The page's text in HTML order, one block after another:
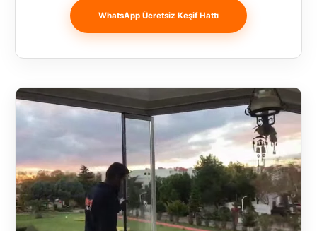
WhatsApp Ücretsiz Keşif Hattı
Bosnia and
Herzegovina
Bulgaristan
Çanakkale
Çekya
Diyarbakır